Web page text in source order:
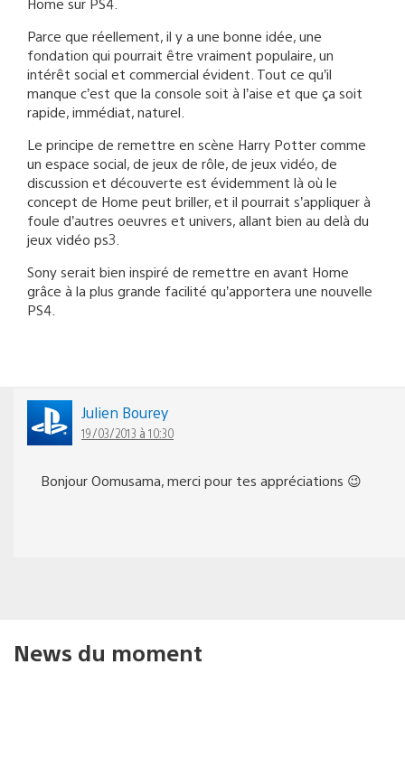
Parce que réellement, il y a une bonne idée, une
fondation qui pourrait être vraiment populaire, un
intérêt social et commercial évident. Tout ce qu’il
manque c’est que la console soit à l’aise et que ça soit
rapide, immédiat, naturel.
Le principe de remettre en scène Harry Potter comme
un espace social, de jeux de rôle, de jeux vidéo, de
discussion et découverte est évidemment là où le
concept de Home peut briller, et il pourrait s’appliquer à
foule d’autres oeuvres et univers, allant bien au delà du
jeux vidéo ps3.
Sony serait bien inspiré de remettre en avant Home
grâce à la plus grande facilité qu’apportera une nouvelle
PS4.
Julien Bourey
19/03/2013 à 10:30
Bonjour Oomusama, merci pour tes appréciations 😉
News du moment